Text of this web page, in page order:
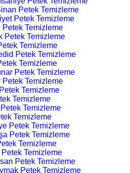
Petek Temizleme
Petek Temizleme
Petek Temizleme
Petek Temizleme
Temizleme
Petek Temizleme
Temizleme
Petek Temizleme
Petek Temizleme
Temizleme
Temizleme
Temizleme
Temizleme
Petek Temizleme
Petek Temizleme
Temizleme
Temizleme
Petek Temizleme
Petek Temizleme